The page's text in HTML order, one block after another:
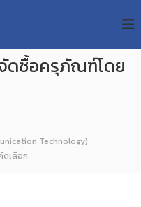
ดซื้อครุภัณฑ์โดย
Technology)
เลือก